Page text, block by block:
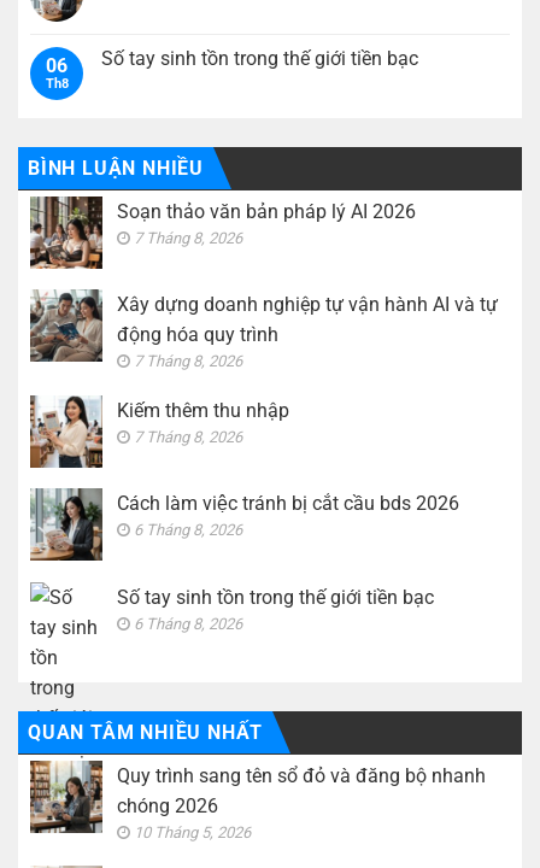
AI
trình
nhập
luận
ở
bị
cắt
cầu
bds
2026
06
Th8
Số tay sinh tồn trong thế giới tiền bạc
ở
Số
tay
sinh
tồn
thế
giới
tiền
bạc
BÌNH LUẬN NHIỀU
Soạn thảo văn bản pháp lý AI 2026
7 Tháng 8, 2026
Xây dựng doanh nghiệp tự vận hành AI và tự
động hóa quy trình
7 Tháng 8, 2026
Kiếm thêm thu nhập
7 Tháng 8, 2026
Cách làm việc tránh bị cắt cầu bds 2026
6 Tháng 8, 2026
Số tay sinh tồn trong thế giới tiền bạc
6 Tháng 8, 2026
QUAN TÂM NHIỀU NHẤT
Quy trình sang tên sổ đỏ và đăng bộ nhanh
chóng 2026
10 Tháng 5, 2026